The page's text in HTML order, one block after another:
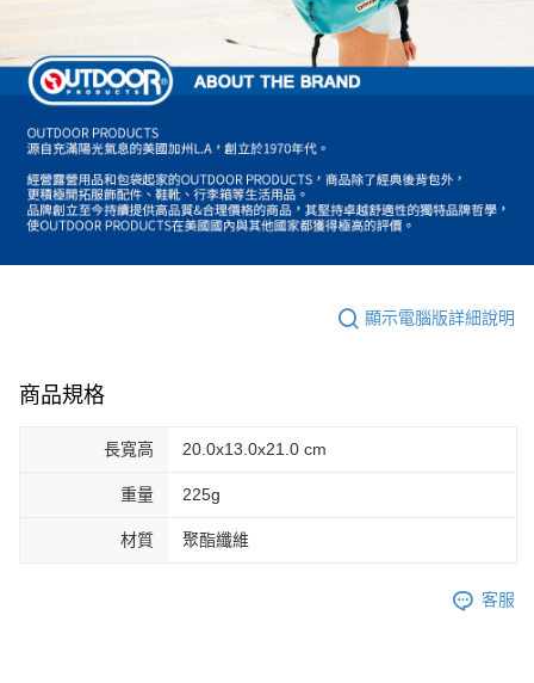
顯示電腦版詳細說明
商品規格
長寬高 20.0x13.0x21.0 cm
重量 225g
材質 聚酯纖維
客服